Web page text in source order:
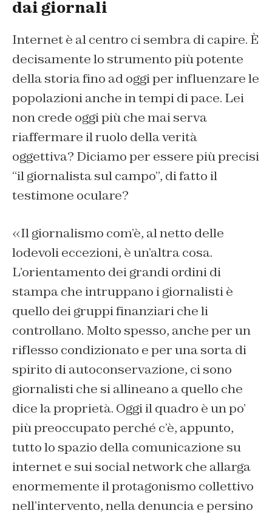
dai giornali
Internet è al centro ci sembra di capire. È
decisamente lo strumento più potente
della storia fino ad oggi per influenzare le
popolazioni anche in tempi di pace. Lei
non crede oggi più che mai serva
riaffermare il ruolo della verità
oggettiva? Diciamo per essere più precisi
“il giornalista sul campo”, di fatto il
testimone oculare?
«Il giornalismo com’è, al netto delle
lodevoli eccezioni, è un’altra cosa.
L’orientamento dei grandi ordini di
stampa che intruppano i giornalisti è
quello dei gruppi finanziari che li
controllano. Molto spesso, anche per un
riflesso condizionato e per una sorta di
spirito di autoconservazione, ci sono
giornalisti che si allineano a quello che
dice la proprietà. Oggi il quadro è un po’
più preoccupato perché c’è, appunto,
tutto lo spazio della comunicazione su
internet e sui social network che allarga
enormemente il protagonismo collettivo
nell’intervento, nella denuncia e persino